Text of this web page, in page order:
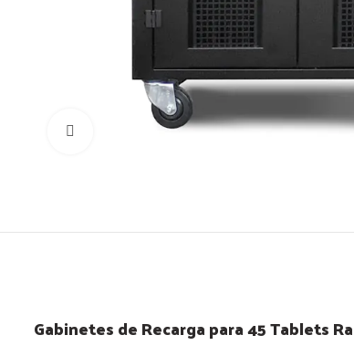
Click to enlarge
Gabinetes de Recarga para 45 Tablets